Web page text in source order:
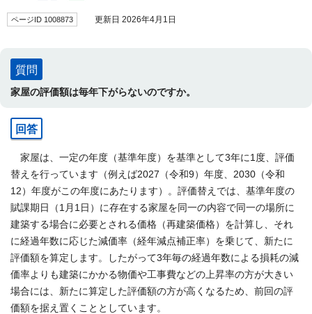
ページID 1008873 更新日 2026年4月1日
質問
家屋の評価額は毎年下がらないのですか。
回答
家屋は、一定の年度（基準年度）を基準として3年に1度、評価
替えを行っています（例えば2027（令和9）年度、2030（令和
12）年度がこの年度にあたります）。評価替えでは、基準年度の
賦課期日（1月1日）に存在する家屋を同一の内容で同一の場所に
建築する場合に必要とされる価格（再建築価格）を計算し、それ
に経過年数に応じた減価率（経年減点補正率）を乗じて、新たに
評価額を算定します。したがって3年毎の経過年数による損耗の減
価率よりも建築にかかる物価や工事費などの上昇率の方が大きい
場合には、新たに算定した評価額の方が高くなるため、前回の評
価額を据え置くこととしています。